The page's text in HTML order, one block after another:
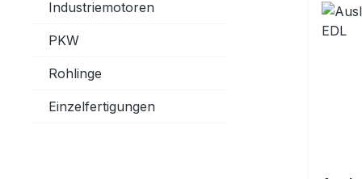
Industriemotoren
PKW
Rohlinge
Einzelfertigungen